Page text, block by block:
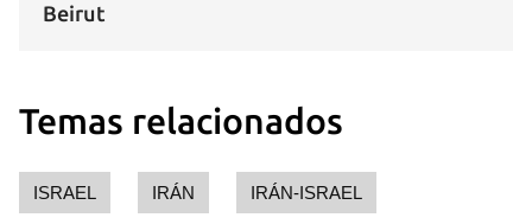
Beirut
Temas relacionados
ISRAEL IRÁN IRÁN-ISRAEL